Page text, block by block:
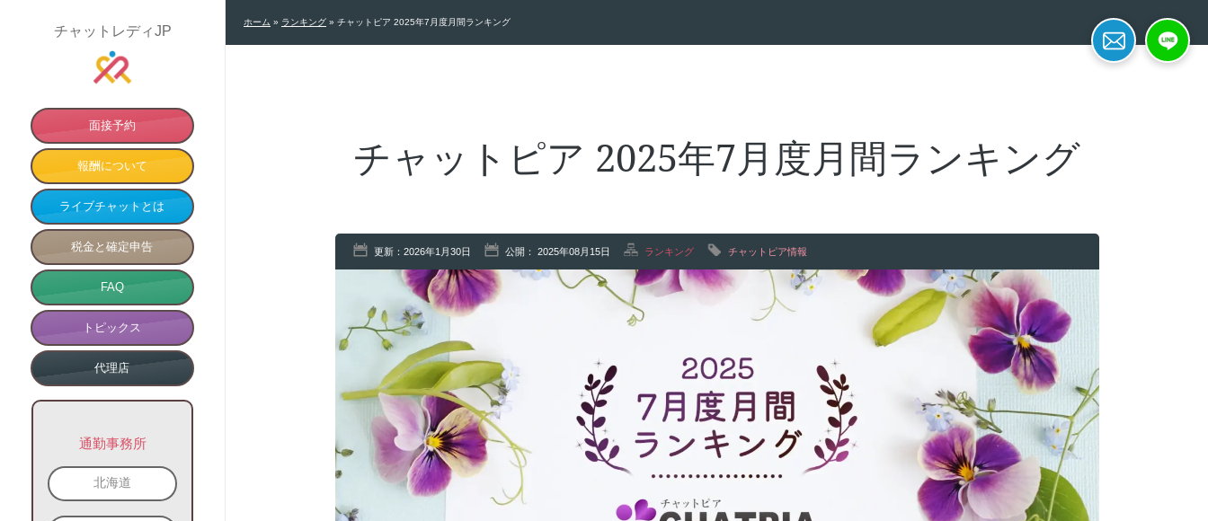
チャットレディJP
面接予約
報酬について
ライブチャットとは
税金と確定申告
FAQ
トピックス
代理店
通勤事務所
北海道
ホーム » ランキング » チャットピア 2025年7月度月間ランキング
チャットピア 2025年7月度月間ランキング
更新：2026年1月30日 公開： 2025年08月15日 ランキング チャットピア情報
LINE応募
簡単面接予約